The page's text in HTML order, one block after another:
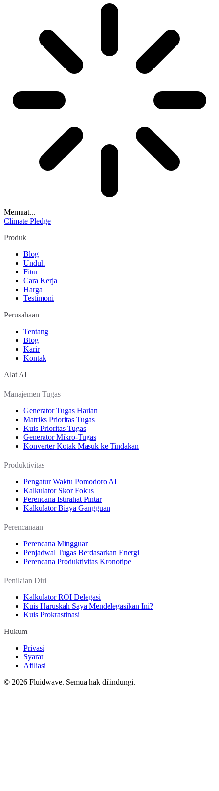
Memuat...
Climate Pledge
Produk
Blog
Unduh
Fitur
Cara Kerja
Harga
Testimoni
Perusahaan
Tentang
Blog
Karir
Kontak
Alat AI
Manajemen Tugas
Generator Tugas Harian
Matriks Prioritas Tugas
Kuis Prioritas Tugas
Generator Mikro-Tugas
Konverter Kotak Masuk ke Tindakan
Produktivitas
Pengatur Waktu Pomodoro AI
Kalkulator Skor Fokus
Perencana Istirahat Pintar
Kalkulator Biaya Gangguan
Perencanaan
Perencana Mingguan
Penjadwal Tugas Berdasarkan Energi
Perencana Produktivitas Kronotipe
Penilaian Diri
Kalkulator ROI Delegasi
Kuis Haruskah Saya Mendelegasikan Ini?
Kuis Prokrastinasi
Hukum
Privasi
Syarat
Afiliasi
© 2026 Fluidwave. Semua hak dilindungi.